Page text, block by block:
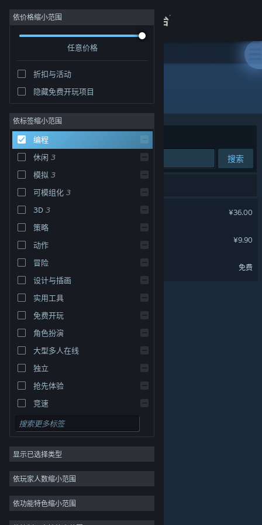
登录
关于
客服
查看桌面版网站
关于蒸汽平台|退款政策
不良内容举报投诉
微博
© 2026 Valve Corporation 版权所有，完美世界已获授权。
所有商标均属于其在美国或其他国家的拥有者。
© 完美世界征奇(上海)多媒体科技有限公司 版权所有。
增值电信业务经营许可证沪B2-20180406
依价格缩小范围
任意价格
折扣与活动
隐藏免费开玩项目
依标签缩小范围
编程
休闲 3
模拟 3
可模组化 3
3D 3
策略
动作
冒险
设计与插画
实用工具
免费开玩
角色扮演
大型多人在线
独立
抢先体验
竞速
显示已选择类型
依玩家人数缩小范围
依功能特色缩小范围
编程
排序依据 相关性
搜索
3 个匹配的搜索结果。
¥36.00
¥9.90
免费